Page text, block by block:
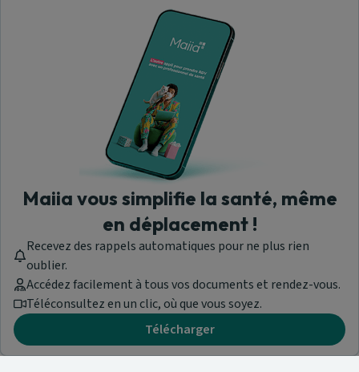
Maiia vous simplifie la santé, même
en déplacement !
Recevez des rappels automatiques pour ne plus rien
oublier.
Accédez facilement à tous vos documents et rendez-vous.
Téléconsultez en un clic, où que vous soyez.
Télécharger